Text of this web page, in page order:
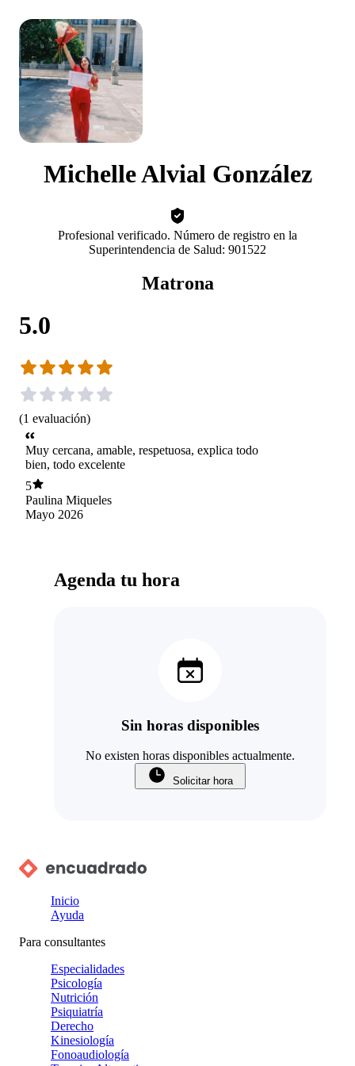
Michelle Alvial González
Profesional verificado. Número de registro en la
Superintendencia de Salud: 901522
Matrona
5.0
(1 evaluación)
Muy cercana, amable, respetuosa, explica todo
bien, todo excelente
5
Paulina Miqueles
Mayo 2026
Agenda tu hora
Sin horas disponibles
No existen horas disponibles actualmente.
Solicitar hora
Inicio
Ayuda
Para consultantes
Especialidades
Psicología
Nutrición
Psiquiatría
Derecho
Kinesiología
Fonoaudiología